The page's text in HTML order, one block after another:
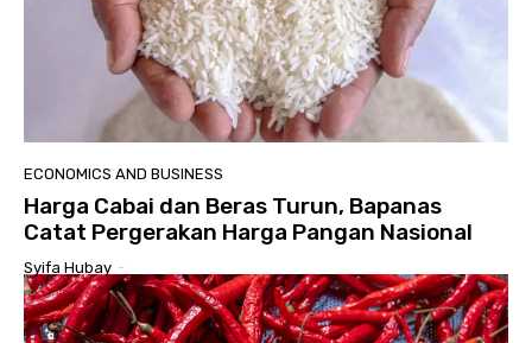
ECONOMICS AND BUSINESS
Harga Cabai dan Beras Turun, Bapanas
Catat Pergerakan Harga Pangan Nasional
Syifa Hubay -